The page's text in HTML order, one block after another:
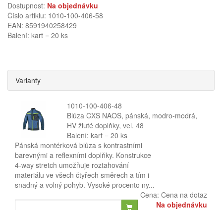
Dostupnost: Na objednávku
Číslo artiklu: 1010-100-406-58
EAN: 8591940258429
Balení: kart = 20 ks
Varianty
1010-100-406-48
Blůza CXS NAOS, pánská, modro-modrá,
HV žluté doplňky, vel. 48
Balení: kart = 20 ks
Pánská montérková blůza s kontrastními
barevnými a reflexními doplňky. Konstrukce
4-way stretch umožňuje roztahování
materiálu ve všech čtyřech směrech a tím i
snadný a volný pohyb. Vysoké procento ny...
Cena: Cena na dotaz
Na objednávku